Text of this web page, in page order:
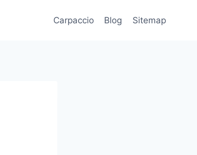
Carpaccio Blog Sitemap